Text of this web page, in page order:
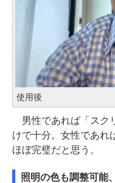
使用後
男性であれば「スク
けで十分。女性であれ
ほぼ完璧だと思う。
照明の色も調整可能